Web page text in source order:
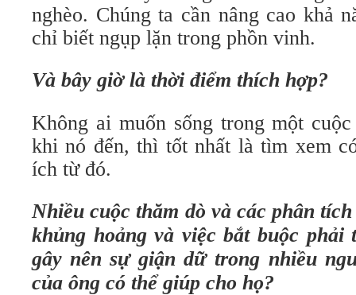
nghèo. Chúng ta cần nâng cao khả
chỉ biết ngụp lặn trong phồn vinh.
Và bây giờ là thời điểm thích hợp?
Không ai muốn sống trong một
khi nó đến, thì tốt nhất là tìm xem
ích từ đó.
Nhiều cuộc thăm dò và các phân
khủng hoảng và việc bắt buộc
gây nên sự giận dữ trong nhiều
của ông có thể giúp cho họ?